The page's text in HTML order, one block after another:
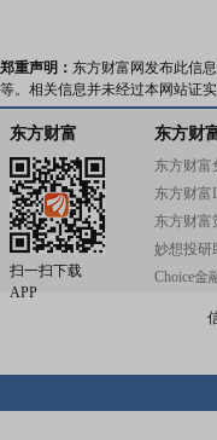
郑重声明： 东方财富网发布此信
等。相关信息并未经过本网站证